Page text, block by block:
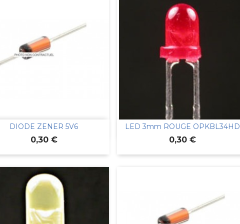
DIODE ZENER 5V6
Prix
0,30 €
Aperçu rapide LED 3mm ROUGE OPKBL34HD
Prix
0,30 €
 Aperçu rapide